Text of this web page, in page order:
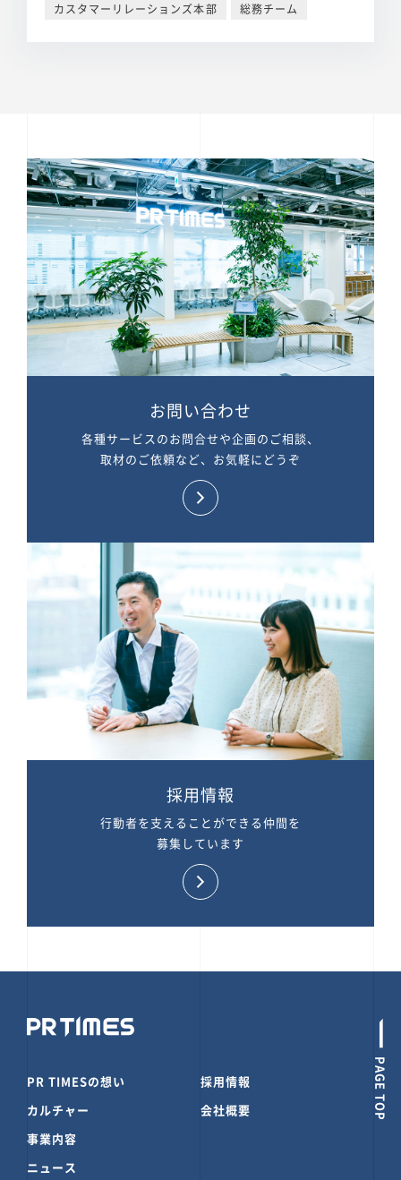
カスタマーリレーションズ本部
総務チーム
お問い合わせ
各種サービスのお問合せや企画のご相談、
取材のご依頼など、お気軽にどうぞ
採用情報
行動者を支えることができる仲間を
募集しています
PAGE TOP
PR TIMESの想い
カルチャー
事業内容
ニュース
採用情報
会社概要